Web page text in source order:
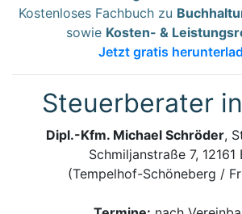
Kostenloses Fachbuch zu
sowie Kosten- &
Jetzt gratis
Steuerberater
Dipl.-Kfm. Michael Schröder,
Schmiljanstraße 7, 12161
(Tempelhof-Schöneberg /